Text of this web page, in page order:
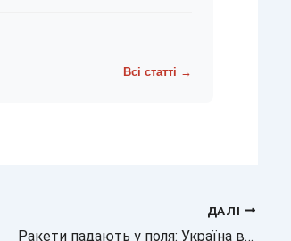
Всі статті →
ДАЛІ
Ракети падають у поля: Україна використовує нову систему захисту від атак РФ